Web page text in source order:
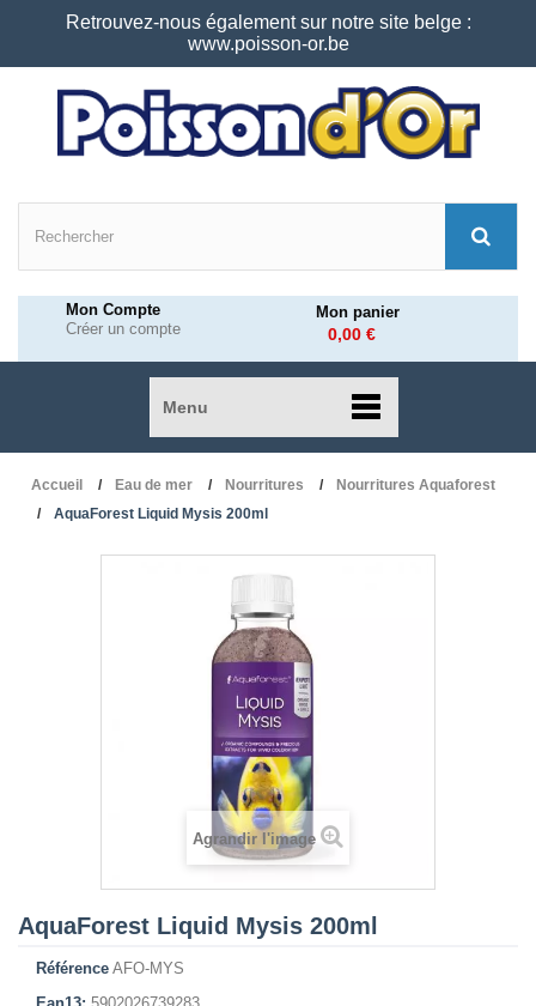
Retrouvez-nous également sur notre site belge :
www.poisson-or.be
Mon Compte
Créer un compte
Mon panier
0,00 €
Menu
Accueil Eau de mer Nourritures
Nourritures Aquaforest
AquaForest Liquid Mysis 200ml
Agrandir l'image
AquaForest Liquid Mysis 200ml
Référence AFO-MYS